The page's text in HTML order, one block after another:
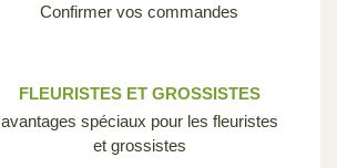
Confirmer vos commandes
FLEURISTES ET GROSSISTES
avantages spéciaux pour les fleuristes
et grossistes